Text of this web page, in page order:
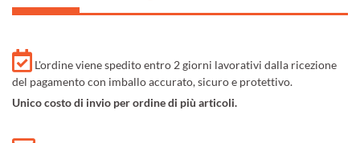
L'ordine viene spedito entro 2 giorni lavorativi dalla ricezione
del pagamento con imballo accurato, sicuro e protettivo.
Unico costo di invio per ordine di più articoli.